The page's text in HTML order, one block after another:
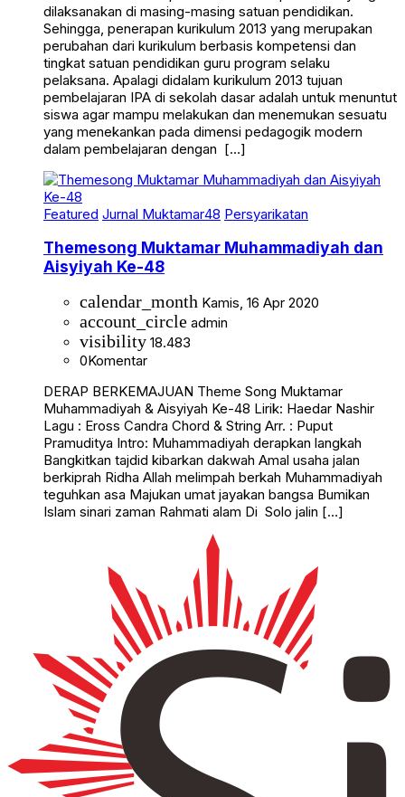
dilaksanakan di masing-masing satuan pendidikan.
Sehingga, penerapan kurikulum 2013 yang merupakan
perubahan dari kurikulum berbasis kompetensi dan
tingkat satuan pendidikan guru program selaku
pelaksana. Apalagi didalam kurikulum 2013 tujuan
pembelajaran IPA di sekolah dasar adalah untuk menuntut
siswa agar mampu melakukan dan menemukan sesuatu
yang menekankan pada dimensi pedagogik modern
dalam pembelajaran dengan […]
Featured Jurnal Muktamar48 Persyarikatan
Themesong Muktamar Muhammadiyah dan
Aisyiyah Ke-48
calendar_month Kamis, 16 Apr 2020
account_circle admin
visibility 18.483
0Komentar
DERAP BERKEMAJUAN Theme Song Muktamar
Muhammadiyah & Aisyiyah Ke-48 Lirik: Haedar Nashir
Lagu : Eross Candra Chord & String Arr. : Puput
Pramuditya Intro: Muhammadiyah derapkan langkah
Bangkitkan tajdid kibarkan dakwah Amal usaha jalan
berkiprah Ridha Allah melimpah berkah Muhammadiyah
teguhkan asa Majukan umat jayakan bangsa Bumikan
Islam sinari zaman Rahmati alam Di Solo jalin […]